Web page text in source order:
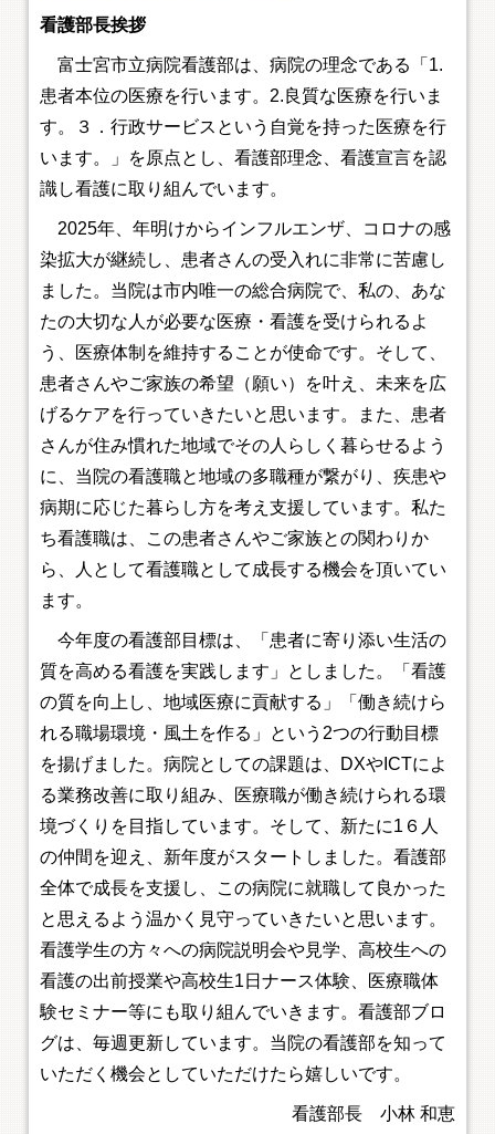
看護部長挨拶
富士宮市立病院看護部は、病院の理念である「1.
患者本位の医療を行います。2.良質な医療を行いま
す。３．行政サービスという自覚を持った医療を行
います。」を原点とし、看護部理念、看護宣言を認
識し看護に取り組んでいます。
2025年、年明けからインフルエンザ、コロナの感
染拡大が継続し、患者さんの受入れに非常に苦慮し
ました。当院は市内唯一の総合病院で、私の、あな
たの大切な人が必要な医療・看護を受けられるよ
う、医療体制を維持することが使命です。そして、
患者さんやご家族の希望（願い）を叶え、未来を広
げるケアを行っていきたいと思います。また、患者
さんが住み慣れた地域でその人らしく暮らせるよう
に、当院の看護職と地域の多職種が繋がり、疾患や
病期に応じた暮らし方を考え支援しています。私た
ち看護職は、この患者さんやご家族との関わりか
ら、人として看護職として成長する機会を頂いてい
ます。
今年度の看護部目標は、「患者に寄り添い生活の
質を高める看護を実践します」としました。「看護
の質を向上し、地域医療に貢献する」「働き続けら
れる職場環境・風土を作る」という2つの行動目標
を揚げました。病院としての課題は、DXやICTによ
る業務改善に取り組み、医療職が働き続けられる環
境づくりを目指しています。そして、新たに1６人
の仲間を迎え、新年度がスタートしました。看護部
全体で成長を支援し、この病院に就職して良かった
と思えるよう温かく見守っていきたいと思います。
看護学生の方々への病院説明会や見学、高校生への
看護の出前授業や高校生1日ナース体験、医療職体
験セミナー等にも取り組んでいきます。看護部ブロ
グは、毎週更新しています。当院の看護部を知って
いただく機会としていただけたら嬉しいです。
看護部長 小林 和恵